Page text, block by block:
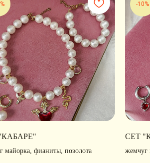
майорка, фианиты, позолота
-10%
СЕТ
жемчуг